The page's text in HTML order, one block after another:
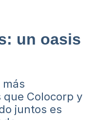
un oasis
más
Colocorp y
juntos es